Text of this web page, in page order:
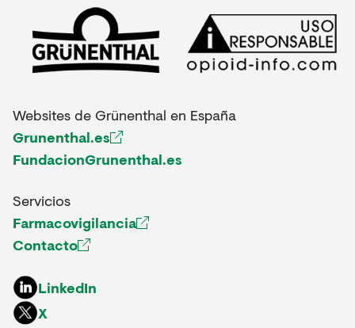
Websites de Grünenthal en España
Grunenthal.es
FundacionGrunenthal.es
Servicios
Farmacovigilancia
Contacto
LinkedIn
X